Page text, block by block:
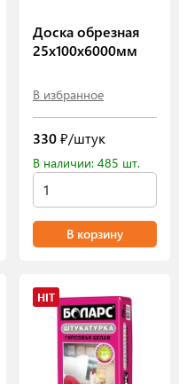
Доска обрезная
25х100х6000мм
В избранное
330₽/штук
В наличии: 485 шт.
В корзину
HIT